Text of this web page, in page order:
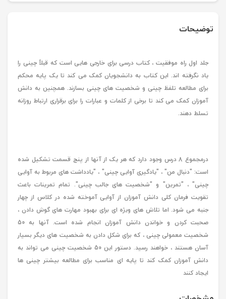
توضیحات
جلد اول راه موفقیت ، کتاب درسی برای خارجی هایی است که قبلاً چینی را
یاد نگرفته اند. این کتاب به دانشجویان کمک می کند تا یک پایه محکم
برای مطالعه تلفظ چینی و شخصیت های چینی بسازند. همچنین به دانش
آموزان کمک می کند تا برخی از کلمات و عبارات را برای برقراری ارتباط روزانه
تسلط دهند.
درمجموع 8 درس وجود دارد که هر یک از آنها از پنج قسمت تشکیل شده
است: "دنبال من" ، "یادگیری آوایی چینی" ، "یادداشت های مربوط به آوایی
چینی" ، "تمرین" و "شخصیت های جالب چینی". تمام تمرینات باعث
تقویت فرمان کلی دانش آموزان از آوایی آموخته شده در کلاس از چهار
جنبه می شود. اما تلاش های ویژه ای برای بهبود مهارت های گوش دادن ،
صحبت کردن و خواندن دانش آموزان انجام شده است. آنها به 50
شخصیت معمولی چینی ، که برای شکل دادن به شخصیت های دیگر بسیار
آسان هستند ، خواهند رسید. دستور این 50 شخصیت چینی می تواند به
دانش آموزان کمک کند تا پایه ای مناسب برای مطالعه بیشتر چینی ها
ایجاد کنند